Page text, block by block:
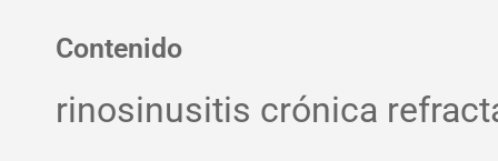
Contenido
rinosinusitis crónica